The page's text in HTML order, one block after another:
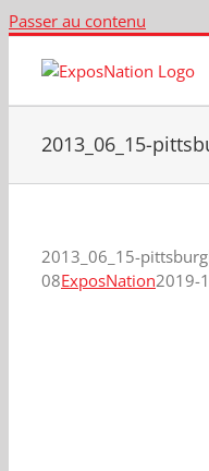
Passer au contenu
2013_06_15-
2013_06_15-
08ExposNation2019-